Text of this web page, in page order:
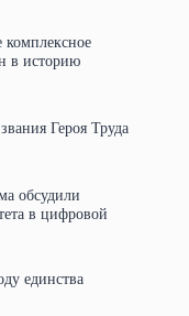
в историю
Героя Труда
обсудили
в цифровой
единства